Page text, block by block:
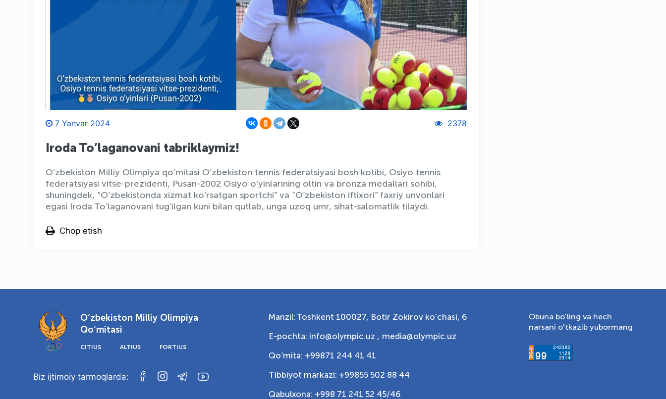
7 Yanvar 2024 2378
Iroda To’laganovani tabriklaymiz!
O’zbekiston Milliy Olimpiya qo’mitasi O’zbekiston tennis federatsiyasi bosh kotibi, Osiyo tennis
federatsiyasi vitse-prezidenti, Pusan-2002 Osiyo o’yinlarining oltin va bronza medallari sohibi,
shuningdek, “O’zbekistonda xizmat ko’rsatgan sportchi” va “O’zbekiston iftixori” faxriy unvonlari
egasi Iroda To’laganovani tug’ilgan kuni bilan qutlab, unga uzoq umr, sihat-salomatlik tilaydi.
Chop etish
O‘zbekiston Milliy Olimpiya
Qo‘mitasi
CITIUS ALTIUS FORTIUS
Biz ijtimoiy tarmoqlarda:
Manzil: Toshkent 100027, Botir Zokirov ko'chasi, 6
E-pochta: info@olympic.uz , media@olympic.uz
Qo‘mita: +99871 244 41 41
Tibbiyot markazi: +99855 502 88 44
Qabulxona: +998 71 241 52 45/46
Obuna bo'ling va hech
narsani o'tkazib yubormang